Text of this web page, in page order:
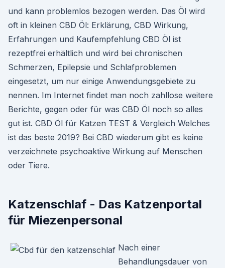
und kann problemlos bezogen werden. Das Öl wird
oft in kleinen CBD Öl: Erklärung, CBD Wirkung,
Erfahrungen und Kaufempfehlung CBD Öl ist
rezeptfrei erhältlich und wird bei chronischen
Schmerzen, Epilepsie und Schlafproblemen
eingesetzt, um nur einige Anwendungsgebiete zu
nennen. Im Internet findet man noch zahllose weitere
Berichte, gegen oder für was CBD Öl noch so alles
gut ist. CBD Öl für Katzen TEST & Vergleich Welches
ist das beste 2019? Bei CBD wiederum gibt es keine
verzeichnete psychoaktive Wirkung auf Menschen
oder Tiere.
Katzenschlaf - Das Katzenportal
für Miezenpersonal
Nach einer
Behandlungsdauer von